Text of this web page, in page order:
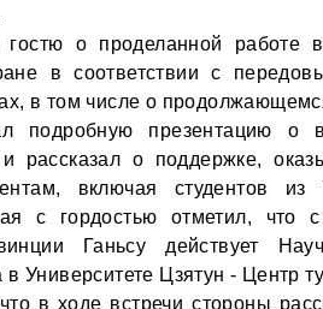
гостю о проделанной работе
в соответствии с
в том числе о
подробную презентацию о
и рассказал о поддержке,
включая студентов из
с гордостью отметил, что
Ганьсу действует
Университете Цзятун - Центр
в ходе встречи стороны